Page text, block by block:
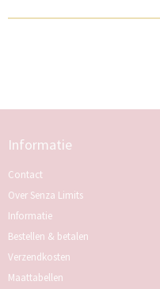
Informatie
Contact
Over Senza Limits
Informatie
Bestellen & betalen
Verzendkosten
Maattabellen